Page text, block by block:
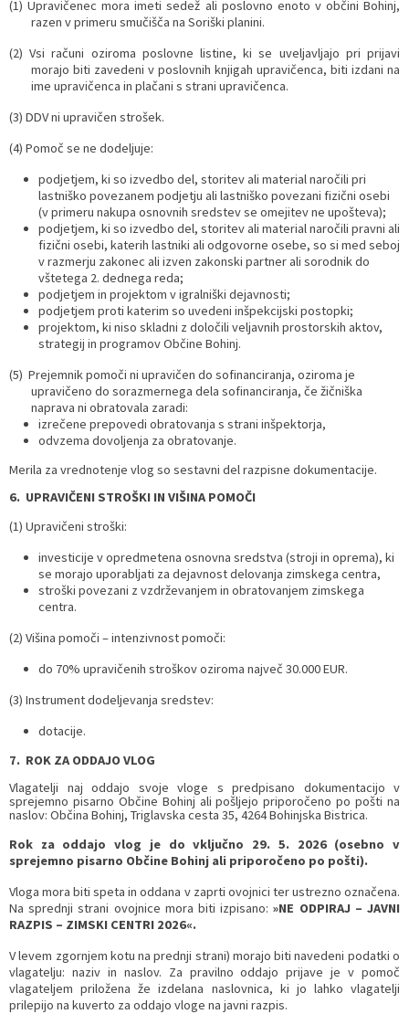
(1) Upravičenec mora imeti sedež ali poslovno enoto v občini Bohinj,
razen v primeru smučišča na Soriški planini.
(2) Vsi računi oziroma poslovne listine, ki se uveljavljajo pri prijavi
morajo biti zavedeni v poslovnih knjigah upravičenca, biti izdani na
ime upravičenca in plačani s strani upravičenca.
(3) DDV ni upravičen strošek.
(4) Pomoč se ne dodeljuje:
podjetjem, ki so izvedbo del, storitev ali material naročili pri
lastniško povezanem podjetju ali lastniško povezani fizični osebi
(v primeru nakupa osnovnih sredstev se omejitev ne upošteva);
podjetjem, ki so izvedbo del, storitev ali material naročili pravni ali
fizični osebi, katerih lastniki ali odgovorne osebe, so si med seboj
v razmerju zakonec ali izven zakonski partner ali sorodnik do
vštetega 2. dednega reda;
podjetjem in projektom v igralniški dejavnosti;
podjetjem proti katerim so uvedeni inšpekcijski postopki;
projektom, ki niso skladni z določili veljavnih prostorskih aktov,
strategij in programov Občine Bohinj.
(5) Prejemnik pomoči ni upravičen do sofinanciranja, oziroma je
upravičeno do sorazmernega dela sofinanciranja, če žičniška
naprava ni obratovala zaradi:
izrečene prepovedi obratovanja s strani inšpektorja,
odvzema dovoljenja za obratovanje.
Merila za vrednotenje vlog so sestavni del razpisne dokumentacije.
6. UPRAVIČENI STROŠKI IN VIŠINA POMOČI
(1) Upravičeni stroški:
investicije v opredmetena osnovna sredstva (stroji in oprema), ki
se morajo uporabljati za dejavnost delovanja zimskega centra,
stroški povezani z vzdrževanjem in obratovanjem zimskega
centra.
(2) Višina pomoči – intenzivnost pomoči:
do 70% upravičenih stroškov oziroma največ 30.000 EUR.
(3) Instrument dodeljevanja sredstev:
dotacije.
7. ROK ZA ODDAJO VLOG
Vlagatelji naj oddajo svoje vloge s predpisano dokumentacijo v
sprejemno pisarno Občine Bohinj ali pošljejo priporočeno po pošti na
naslov: Občina Bohinj, Triglavska cesta 35, 4264 Bohinjska Bistrica.
Rok za oddajo vlog je do vključno 29. 5. 2026 (osebno v
sprejemno pisarno Občine Bohinj ali priporočeno po pošti).
Vloga mora biti speta in oddana v zaprti ovojnici ter ustrezno označena.
Na sprednji strani ovojnice mora biti izpisano:»NE ODPIRAJ – JAVNI
RAZPIS – ZIMSKI CENTRI 2026«.
V levem zgornjem kotu na prednji strani) morajo biti navedeni podatki o
vlagatelju: naziv in naslov. Za pravilno oddajo prijave je v pomoč
vlagateljem priložena že izdelana naslovnica, ki jo lahko vlagatelji
prilepijo na kuverto za oddajo vloge na javni razpis.